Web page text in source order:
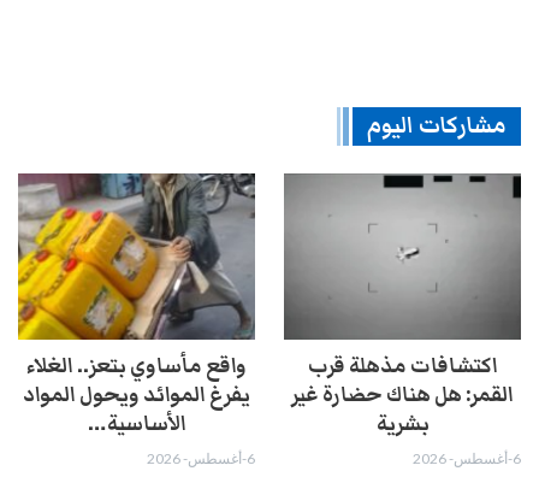
مشاركات اليوم
اكتشافات مذهلة قرب
القمر: هل هناك حضارة غير
بشرية
6-أغسطس- 2026
واقع مأساوي بتعز.. الغلاء
يفرغ الموائد ويحول المواد
الأساسية…
6-أغسطس- 2026